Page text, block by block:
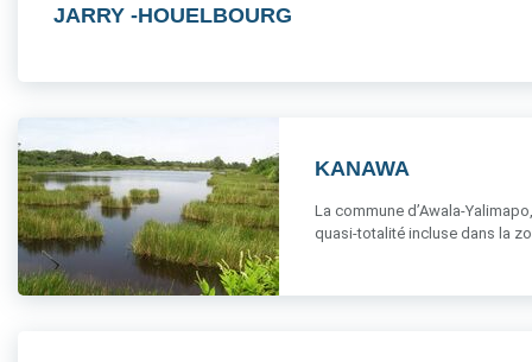
JARRY -HOUELBOURG
KANAWA
La commune d’Awala-
quasi-totalité incluse dans la